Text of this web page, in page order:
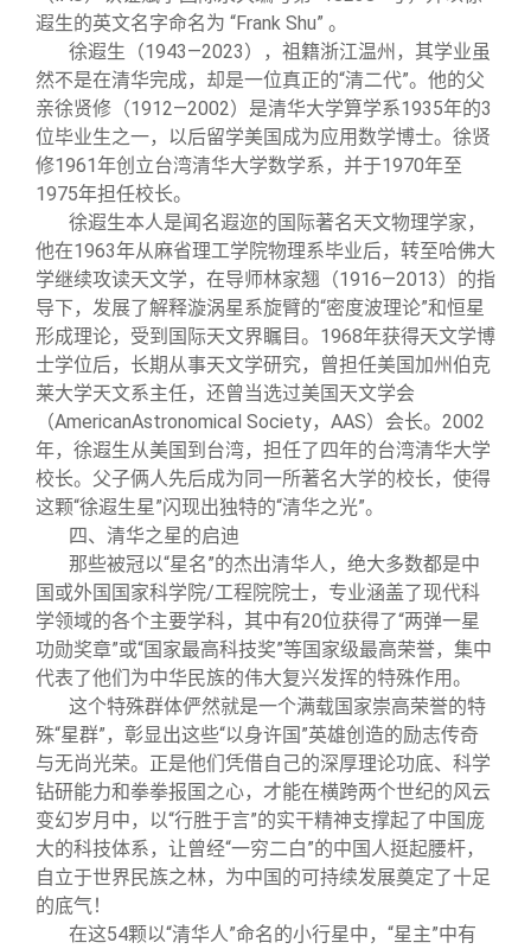
遐生的英文名字命名为 “Frank Shu” 。
徐遐生（1943—2023），祖籍浙江温州，其学业虽
然不是在清华完成，却是一位真正的“清二代”。他的父
亲徐贤修（1912—2002）是清华大学算学系1935年的3
位毕业生之一，以后留学美国成为应用数学博士。徐贤
修1961年创立台湾清华大学数学系，并于1970年至
1975年担任校长。
徐遐生本人是闻名遐迩的国际著名天文物理学家，
他在1963年从麻省理工学院物理系毕业后，转至哈佛大
学继续攻读天文学，在导师林家翘（1916—2013）的指
导下，发展了解释漩涡星系旋臂的“密度波理论”和恒星
形成理论，受到国际天文界瞩目。1968年获得天文学博
士学位后，长期从事天文学研究，曾担任美国加州伯克
莱大学天文系主任，还曾当选过美国天文学会
（AmericanAstronomical Society，AAS）会长。2002
年，徐遐生从美国到台湾，担任了四年的台湾清华大学
校长。父子俩人先后成为同一所著名大学的校长，使得
这颗“徐遐生星”闪现出独特的“清华之光”。
四、清华之星的启迪
那些被冠以“星名”的杰出清华人，绝大多数都是中
国或外国国家科学院/工程院院士，专业涵盖了现代科
学领域的各个主要学科，其中有20位获得了“两弹一星
功勋奖章”或“国家最高科技奖”等国家级最高荣誉，集中
代表了他们为中华民族的伟大复兴发挥的特殊作用。
这个特殊群体俨然就是一个满载国家崇高荣誉的特
殊“星群”，彰显出这些“以身许国”英雄创造的励志传奇
与无尚光荣。正是他们凭借自己的深厚理论功底、科学
钻研能力和拳拳报国之心，才能在横跨两个世纪的风云
变幻岁月中，以“行胜于言”的实干精神支撑起了中国庞
大的科技体系，让曾经“一穷二白”的中国人挺起腰杆，
自立于世界民族之林，为中国的可持续发展奠定了十足
的底气！
在这54颗以“清华人”命名的小行星中，“星主”中有